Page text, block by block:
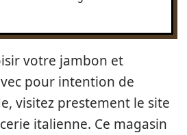
votre jambon et
pour intention de
visitez prestement le site
italienne. Ce magasin